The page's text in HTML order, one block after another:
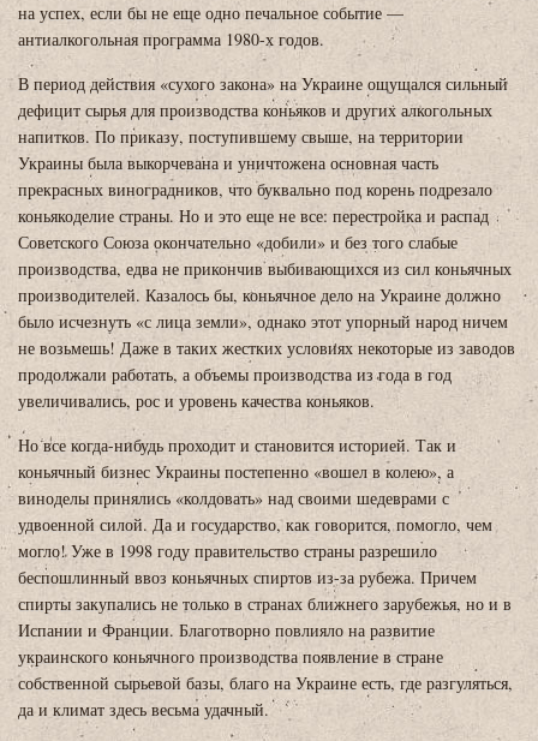
на успех, если бы не еще одно печальное событие —
антиалкогольная программа 1980-х годов.
В период действия «сухого закона» на Украине ощущался сильный
дефицит сырья для производства коньяков и других алкогольных
напитков. По приказу, поступившему свыше, на территории
Украины была выкорчевана и уничтожена основная часть
прекрасных виноградников, что буквально под корень подрезало
коньякоделие страны. Но и это еще не все: перестройка и распад
Советского Союза окончательно «добили» и без того слабые
производства, едва не прикончив выбивающихся из сил коньячных
производителей. Казалось бы, коньячное дело на Украине должно
было исчезнуть «с лица земли», однако этот упорный народ ничем
не возьмешь! Даже в таких жестких условиях некоторые из заводов
продолжали работать, а объемы производства из года в год
увеличивались, рос и уровень качества коньяков.
Но все когда-нибудь проходит и становится историей. Так и
коньячный бизнес Украины постепенно «вошел в колею», а
виноделы принялись «колдовать» над своими шедеврами с
удвоенной силой. Да и государство, как говорится, помогло, чем
могло! Уже в 1998 году правительство страны разрешило
беспошлинный ввоз коньячных спиртов из-за рубежа. Причем
спирты закупались не только в странах ближнего зарубежья, но и в
Испании и Франции. Благотворно повлияло на развитие
украинского коньячного производства появление в стране
собственной сырьевой базы, благо на Украине есть, где разгуляться,
да и климат здесь весьма удачный.